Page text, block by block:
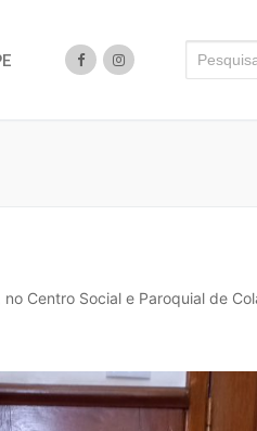
Centro Social e Paroquial de